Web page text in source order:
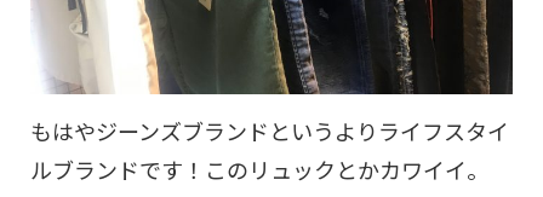
もはやジーンズブランドというよりライフスタイ
ルブランドです！このリュックとかカワイイ。